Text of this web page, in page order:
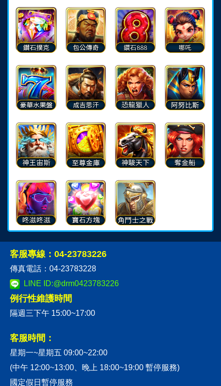
客服專線：04-23783226
傳真電話：04-23783228
LINE ID:@drm0423783226
例行性維護時間
隔週三下午 15:00~17:00
客服時間：
星期一~星期五 09:00~22:00
(中午 12:00~13:00、晚上 18:00~19:00 暫停服務)
國定假日暫停服務